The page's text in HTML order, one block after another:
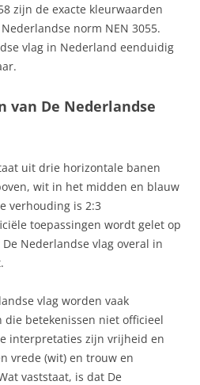
zijn de exacte kleurwaarden
norm NEN 3055.
vlag in Nederland eenduidig
De Nederlandse
uit drie horizontale banen
wit in het midden en blauw
verhouding is 2:3
toepassingen wordt gelet op
Nederlandse vlag overal in
vlag worden vaak
betekenissen niet officieel
interpretaties zijn vrijheid en
vrede (wit) en trouw en
vaststaat, is dat De